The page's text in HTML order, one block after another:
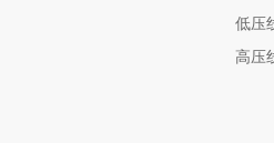
低压
高压